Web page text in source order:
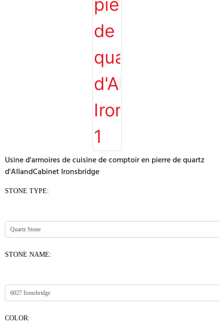
Usine d'armoires de cuisine de comptoir en pierre de quartz
d'AllandCabinet Ironsbridge
STONE TYPE:
STONE NAME:
COLOR: